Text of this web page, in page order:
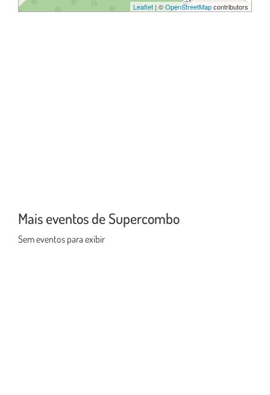
Leaflet | ©OpenStreetMapcontributors
Mais eventos de Supercombo
Sem eventos para exibir